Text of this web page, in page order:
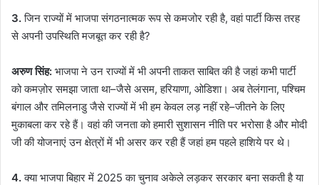
3.जिन राज्यों में भाजपा संगठनात्मक रूप से कमजोर रही है, वहां पार्टी किस तरह
से अपनी उपस्थिति मजबूत कर रही है?
अरुण सिंह: भाजपा ने उन राज्यों में भी अपनी ताकत साबित की है जहां कभी पार्टी
को कमज़ोर समझा जाता था–जैसे असम, हरियाणा, ओडिशा। अब तेलंगाना, पश्चिम
बंगाल और तमिलनाडु जैसे राज्यों में भी हम केवल लड़ नहीं रहे–जीतने के लिए
मुकाबला कर रहे हैं। वहां की जनता को हमारी सुशासन नीति पर भरोसा है और मोदी
जी की योजनाएं उन क्षेत्रों में भी असर कर रही हैं जहां हम पहले हाशिये पर थे।
4.क्या भाजपा बिहार में 2025 का चुनाव अकेले लड़कर सरकार बना सकती है या